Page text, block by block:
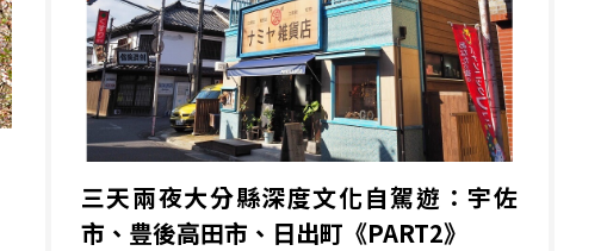
三天兩夜大分縣深度文化自駕遊：宇佐
市、豊後高田市、日出町《PART2》